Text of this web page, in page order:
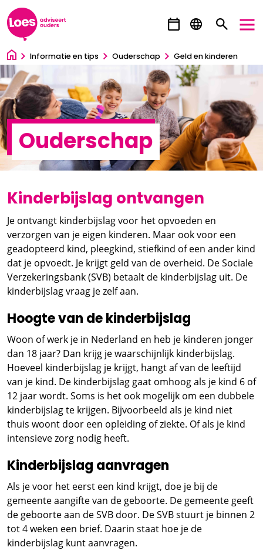
Ga direct naar inhoud
Informatie en tips Ouderschap Geld en kinderen
Ouderschap
Kinderbijslag ontvangen
Je ontvangt kinderbijslag voor het opvoeden en
verzorgen van je eigen kinderen. Maar ook voor een
geadopteerd kind, pleegkind, stiefkind of een ander kind
dat je opvoedt. Je krijgt geld van de overheid. De Sociale
Verzekeringsbank (SVB) betaalt de kinderbijslag uit. De
kinderbijslag vraag je zelf aan.
Hoogte van de kinderbijslag
Woon of werk je in Nederland en heb je kinderen jonger
dan 18 jaar? Dan krijg je waarschijnlijk kinderbijslag.
Hoeveel kinderbijslag je krijgt, hangt af van de leeftijd
van je kind. De kinderbijslag gaat omhoog als je kind 6 of
12 jaar wordt. Soms is het ook mogelijk om een dubbele
kinderbijslag te krijgen. Bijvoorbeeld als je kind niet
thuis woont door een opleiding of ziekte. Of als je kind
intensieve zorg nodig heeft.
Kinderbijslag aanvragen
Als je voor het eerst een kind krijgt, doe je bij de
gemeente aangifte van de geboorte. De gemeente geeft
de geboorte aan de SVB door. De SVB stuurt je binnen 2
tot 4 weken een brief. Daarin staat hoe je de
kinderbijslag kunt aanvragen.